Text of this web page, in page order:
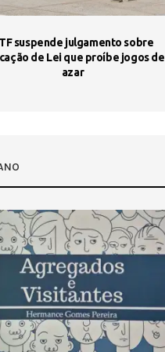
suspende julgamento sobre
de Lei que proíbe jogos de
azar